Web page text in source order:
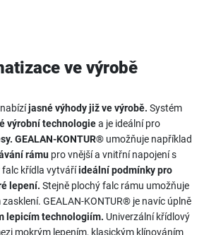
ve výrobě
jasné výhody již ve výrobě. Systém
výrobní technologiea je ideální pro
. GEALAN-KONTUR® umožňuje například
rámupro vnější a vnitřní napojení s
falc křídla vytváříideální podmínky pro
lepení. Stejně plochý falc rámu umožňuje
GEALAN-KONTUR® je navíc úplně
lepicím technologiím. Univerzální křídlový
mokrým lepením, klasickým klínováním